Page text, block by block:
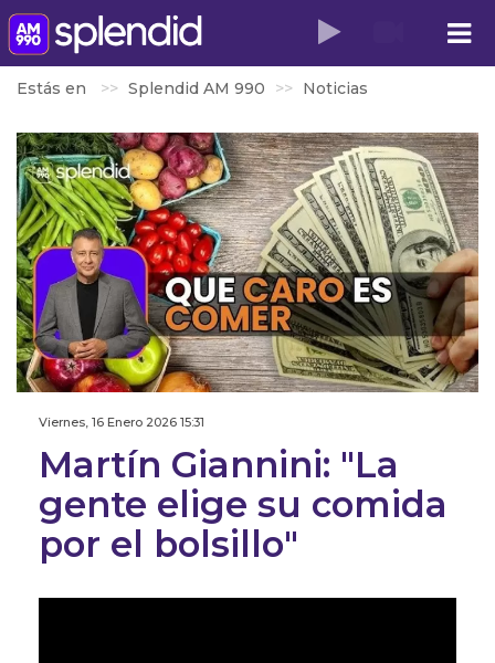
Estás en Splendid AM 990 Noticias
Viernes, 16 Enero 2026 15:31
Martín Giannini: "La
gente elige su comida
por el bolsillo"